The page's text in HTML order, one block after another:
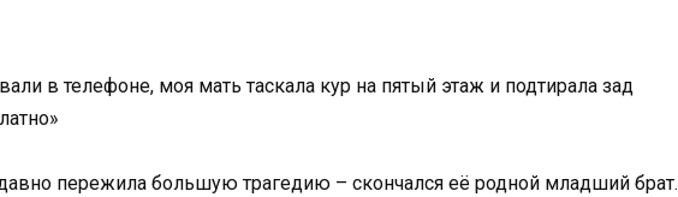
в телефоне, моя мать таскала кур на пятый этаж и подтирала зад
пережила большую трагедию – скончался её родной младший брат.